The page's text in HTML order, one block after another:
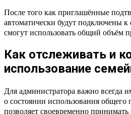
После того как приглашённые
автоматически будут подключены
смогут использовать общий объём
Как отслеживать и
использование
Для администратора важно всегда
о состоянии использования общего
позволяет своевременно